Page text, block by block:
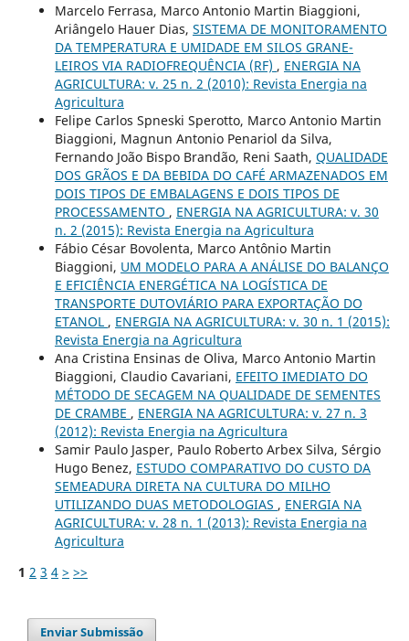
Marcelo Ferrasa, Marco Antonio Martin Biaggioni,
Ariângelo Hauer Dias, SISTEMA DE MONITORAMENTO
DA TEMPERATURA E UMIDADE EM SILOS GRANE-
LEIROS VIA RADIOFREQUÊNCIA (RF) , ENERGIA NA
AGRICULTURA: v. 25 n. 2 (2010): Revista Energia na
Agricultura
Felipe Carlos Spneski Sperotto, Marco Antonio Martin
Biaggioni, Magnun Antonio Penariol da Silva,
Fernando João Bispo Brandão, Reni Saath, QUALIDADE
DOS GRÃOS E DA BEBIDA DO CAFÉ ARMAZENADOS EM
DOIS TIPOS DE EMBALAGENS E DOIS TIPOS DE
PROCESSAMENTO , ENERGIA NA AGRICULTURA: v. 30
n. 2 (2015): Revista Energia na Agricultura
Fábio César Bovolenta, Marco Antônio Martin
Biaggioni, UM MODELO PARA A ANÁLISE DO BALANÇO
E EFICIÊNCIA ENERGÉTICA NA LOGÍSTICA DE
TRANSPORTE DUTOVIÁRIO PARA EXPORTAÇÃO DO
ETANOL , ENERGIA NA AGRICULTURA: v. 30 n. 1 (2015):
Revista Energia na Agricultura
Ana Cristina Ensinas de Oliva, Marco Antonio Martin
Biaggioni, Claudio Cavariani, EFEITO IMEDIATO DO
MÉTODO DE SECAGEM NA QUALIDADE DE SEMENTES
DE CRAMBE , ENERGIA NA AGRICULTURA: v. 27 n. 3
(2012): Revista Energia na Agricultura
Samir Paulo Jasper, Paulo Roberto Arbex Silva, Sérgio
Hugo Benez, ESTUDO COMPARATIVO DO CUSTO DA
SEMEADURA DIRETA NA CULTURA DO MILHO
UTILIZANDO DUAS METODOLOGIAS , ENERGIA NA
AGRICULTURA: v. 28 n. 1 (2013): Revista Energia na
Agricultura
1 2 3 4 > >>
Enviar Submissão